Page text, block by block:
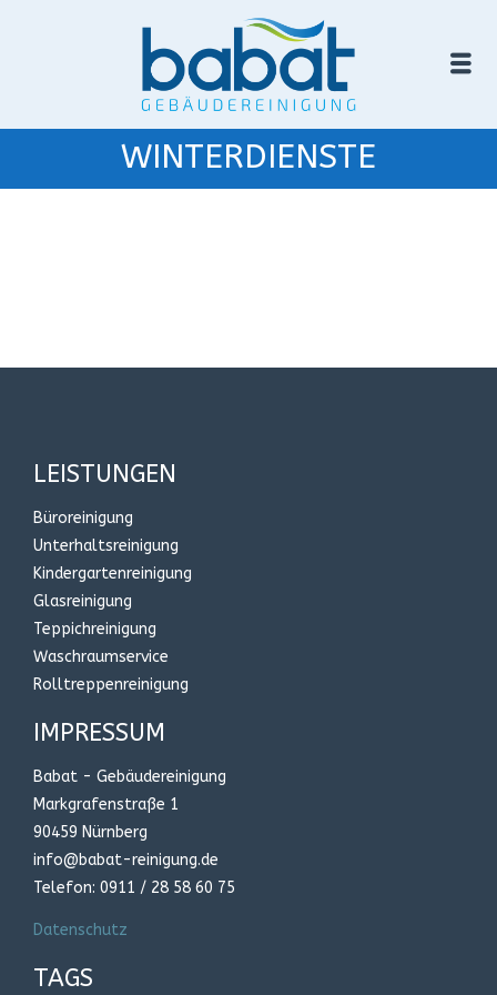
WINTERDIENSTE
LEISTUNGEN
Büroreinigung
Unterhaltsreinigung
Kindergartenreinigung
Glasreinigung
Teppichreinigung
Waschraumservice
Rolltreppenreinigung
IMPRESSUM
Babat - Gebäudereinigung
Markgrafenstraße 1
90459 Nürnberg
info@babat-reinigung.de
Telefon: 0911 / 28 58 60 75
Datenschutz
TAGS